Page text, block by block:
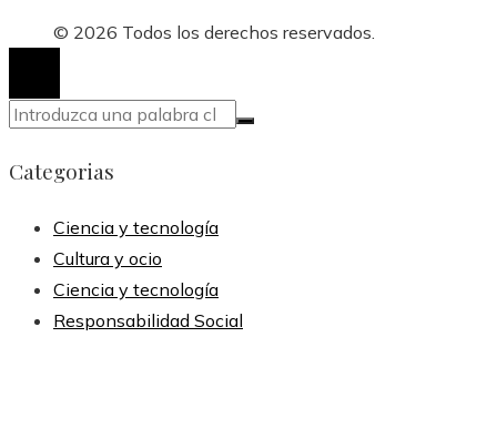
© 2026 Todos los derechos reservados.
Categorias
Ciencia y tecnología
Cultura y ocio
Ciencia y tecnología
Responsabilidad Social